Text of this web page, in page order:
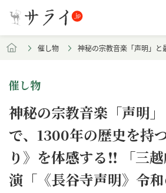
催し物 神秘の宗教音楽「声明」
催し物
神秘の宗教音楽「声明
で、1300年の歴史を持
り》を体感する‼︎ 「三
演「《長谷寺声明》令和